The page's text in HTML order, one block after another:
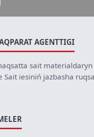
AGENTTIGI
sait
Sait iesiniń jazbasha